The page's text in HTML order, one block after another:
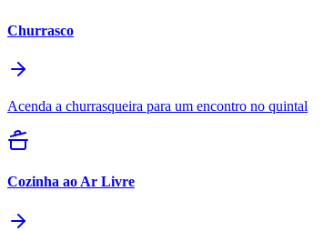
Churrasco
Acenda a churrasqueira para um encontro no quintal
Cozinha ao Ar Livre